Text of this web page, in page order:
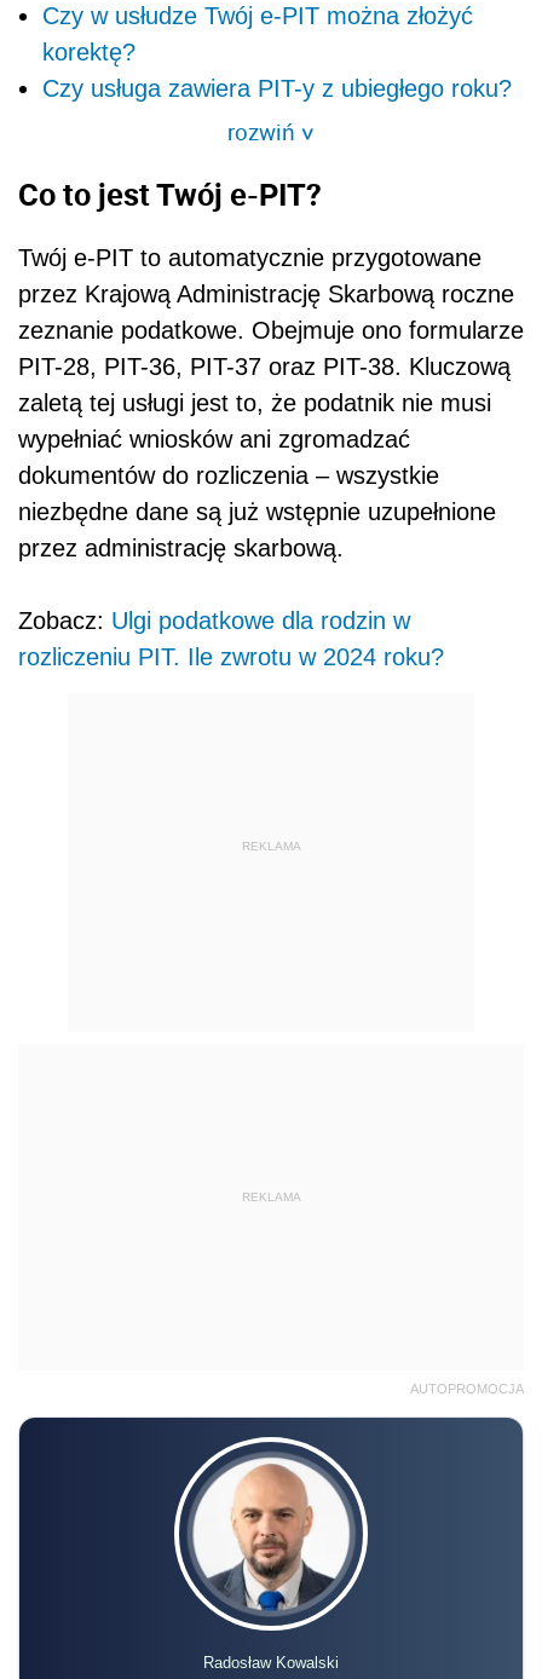
Czy w usłudze Twój e-PIT można złożyć
korektę?
Czy usługa zawiera PIT-y z ubiegłego roku?
rozwiń>
Co to jest Twój e-PIT?
Twój e-PIT to automatycznie przygotowane
przez Krajową Administrację Skarbową roczne
zeznanie podatkowe. Obejmuje ono formularze
PIT-28, PIT-36, PIT-37 oraz PIT-38. Kluczową
zaletą tej usługi jest to, że podatnik nie musi
wypełniać wniosków ani zgromadzać
dokumentów do rozliczenia – wszystkie
niezbędne dane są już wstępnie uzupełnione
przez administrację skarbową.
Zobacz: Ulgi podatkowe dla rodzin w
rozliczeniu PIT. Ile zwrotu w 2024 roku?
REKLAMA
REKLAMA
AUTOPROMOCJA
Radosław Kowalski